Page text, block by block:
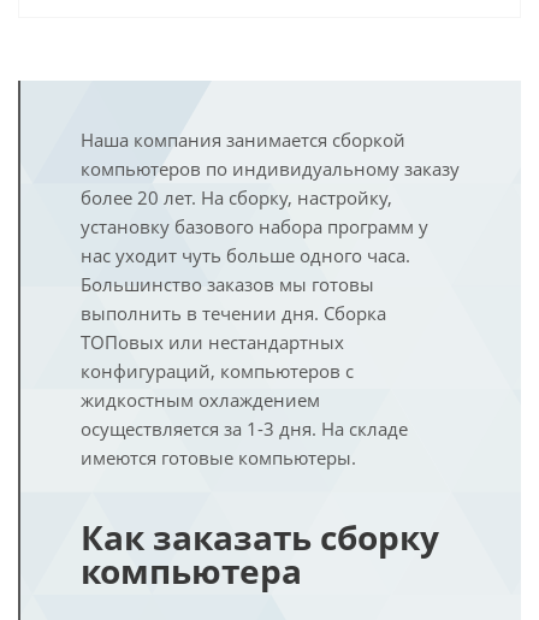
Наша компания занимается сборкой
компьютеров по индивидуальному заказу
более 20 лет. На сборку, настройку,
установку базового набора программ у
нас уходит чуть больше одного часа.
Большинство заказов мы готовы
выполнить в течении дня. Сборка
ТОПовых или нестандартных
конфигураций, компьютеров с
жидкостным охлаждением
осуществляется за 1-3 дня. На складе
имеются готовые компьютеры.
Как заказать сборку
компьютера